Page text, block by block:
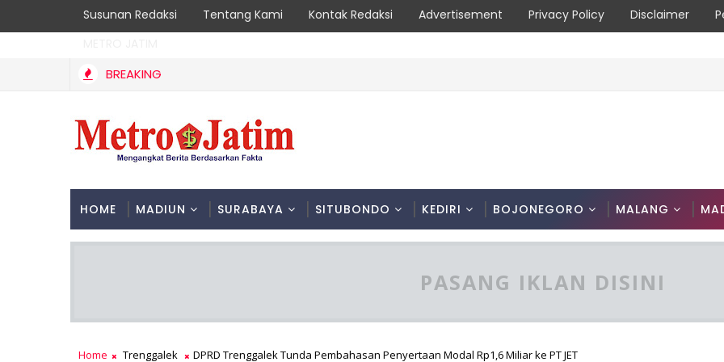
Susunan Redaksi Tentang Kami Kontak Redaksi Advertisement Privacy Policy Disclaimer
BREAKING
HOME MADIUN SURABAYA SITUBONDO KEDIRI BOJONEGORO MALANG
PASANG IKLAN DISINI
Home Trenggalek DPRD Trenggalek Tunda Pembahasan Penyertaan Modal Rp1,6 Miliar ke PT JET